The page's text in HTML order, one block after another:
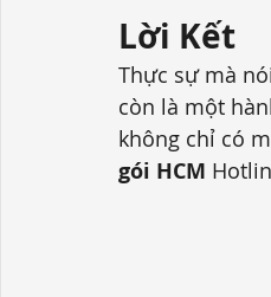
Lời Kết
Thực sự mà
còn là một
không chỉ có
gói HCM